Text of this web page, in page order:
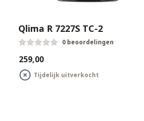
Qlima R 7227S TC-2
0 beoordelingen
€259,00
Tijdelijk uitverkocht